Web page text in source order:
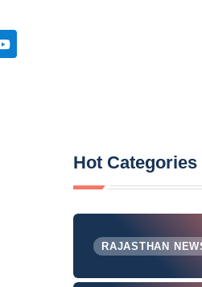
Hot Categories
RAJASTHAN